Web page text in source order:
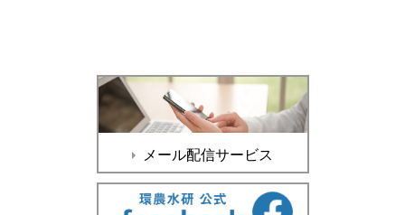
メール配信サービス